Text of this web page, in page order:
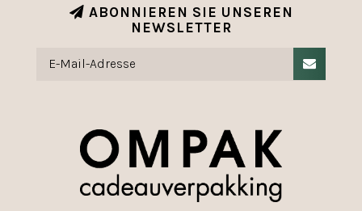
ABONNIEREN SIE UNSEREN
NEWSLETTER